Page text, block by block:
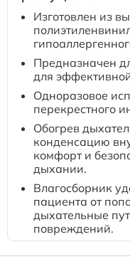
Изготовлен из
Предназначен
для
Одноразовое
перекрестного
Обогрев
конденсацию
комфорт и
дыхании.
Влагосборник
пациента от
дыхательные
повреждений.